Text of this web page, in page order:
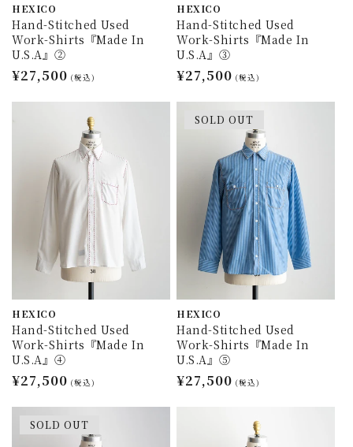
HEXICO
Hand-Stitched Used
Work-Shirts『Made In
U.S.A』②
通
¥27,500 (税込)
HEXICO
Hand-Stitched Used
Work-Shirts『Made In
U.S.A』③
通
¥27,500 (税込)
HEXICO
Hand-Stitched Used
Work-Shirts『Made In
U.S.A』④
通
格
¥27,500 (税込)
SOLD OUT
HEXICO
Hand-Stitched Used
Work-Shirts『Made In
U.S.A』⑤
通
¥27,500 (税込)
SOLD OUT